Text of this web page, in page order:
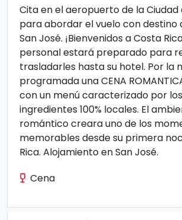
Cita en el aeropuerto de la Ciudad
para abordar el vuelo con destino
San José. ¡Bienvenidos a Costa
personal estará preparado para
trasladarles hasta su hotel. Por la
programada una CENA
con un menú caracterizado por
ingredientes 100% locales. El
romántico creara uno de los
memorables desde su primera
Rica. Alojamiento en San José.
Cena